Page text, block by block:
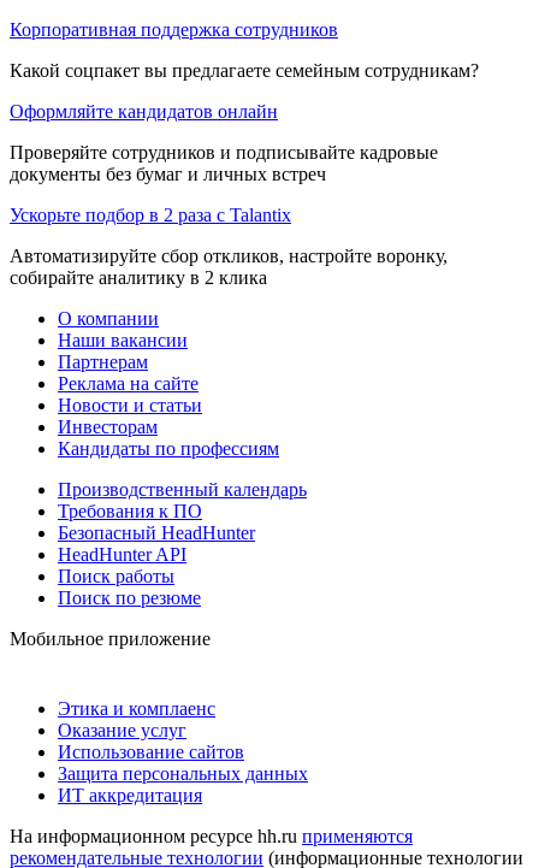
Корпоративная поддержка сотрудников
Какой соцпакет вы предлагаете семейным сотрудникам?
Оформляйте кандидатов онлайн
Проверяйте сотрудников и подписывайте кадровые
документы без бумаг и личных встреч
Ускорьте подбор в 2 раза с Talantix
Автоматизируйте сбор откликов, настройте воронку,
собирайте аналитику в 2 клика
О компании
Наши вакансии
Партнерам
Реклама на сайте
Новости и статьи
Инвесторам
Кандидаты по профессиям
Производственный календарь
Требования к ПО
Безопасный HeadHunter
HeadHunter API
Поиск работы
Поиск по резюме
Мобильное приложение
Этика и комплаенс
Оказание услуг
Использование сайтов
Защита персональных данных
ИТ аккредитация
На информационном ресурсе hh.ru применяются
рекомендательные технологии (информационные технологии